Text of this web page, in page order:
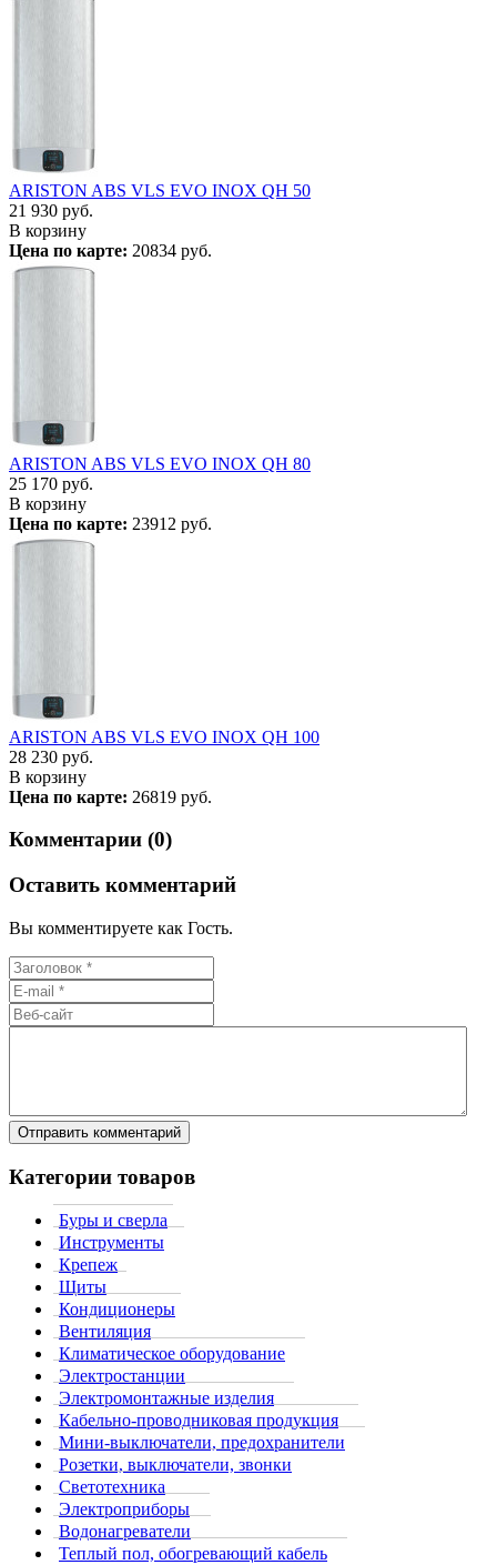
ARISTON ABS VLS EVO INOX QH 50
21 930 руб.
В корзину
Цена по карте: 20834 руб.
ARISTON ABS VLS EVO INOX QH 80
25 170 руб.
В корзину
Цена по карте: 23912 руб.
ARISTON ABS VLS EVO INOX QH 100
28 230 руб.
В корзину
Цена по карте: 26819 руб.
Комментарии (0)
Оставить комментарий
Вы комментируете как Гость.
Категории товаров
Буры и сверла
Инструменты
Крепеж
Щиты
Кондиционеры
Вентиляция
Климатическое оборудование
Электростанции
Электромонтажные изделия
Кабельно-проводниковая продукция
Мини-выключатели, предохранители
Розетки, выключатели, звонки
Светотехника
Электроприборы
Водонагреватели
Теплый пол, обогревающий кабель